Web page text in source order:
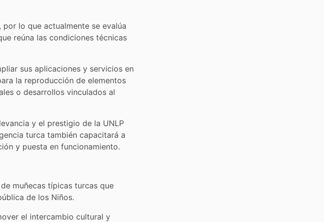
lo que actualmente se evalúa
reúna las condiciones técnicas
sus aplicaciones y servicios en
la reproducción de elementos
o desarrollos vinculados al
y el prestigio de la UNLP
turca también capacitará a
y puesta en funcionamiento.
muñecas típicas turcas que
de los Niños.
el intercambio cultural y